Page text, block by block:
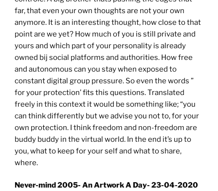
far, that even your own thoughts are not your own
anymore. It is an interesting thought, how close to that
point are we yet? How much of you is still private and
yours and which part of your personality is already
owned bij social platforms and authorities. How free
and autonomous can you stay when exposed to
constant digital group pressure. So even the words ”
for your protection’ fits this questions. Translated
freely in this context it would be something like; “you
can think differently but we advise you not to, for your
own protection. I think freedom and non-freedom are
buddy buddy in the virtual world. In the end it’s up to
you, what to keep for your self and what to share,
where.
Never-mind 2005- An Artwork A Day- 23-04-2020